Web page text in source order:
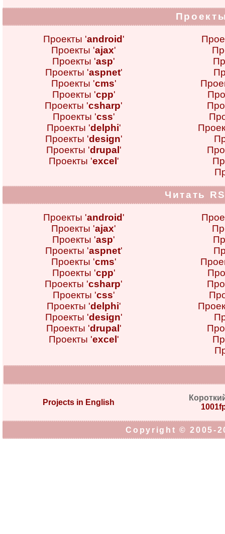
Проекты 'android '
Проекты 'ajax'
Проекты 'asp'
Проекты 'aspnet'
Проекты 'cms'
Проекты 'cpp'
Проекты 'csharp'
Проекты 'css'
Проекты 'delphi'
Проекты 'design'
Проекты 'drupal '
Проекты 'excel '
Читать
Проекты 'android '
Проекты 'ajax'
Проекты 'asp'
Проекты 'aspnet'
Проекты 'cms'
Проекты 'cpp'
Проекты 'csharp'
Проекты 'css'
Проекты 'delphi'
Проекты 'design'
Проекты 'drupal '
Проекты 'excel '
Projects in English
Copyright © 2005-